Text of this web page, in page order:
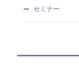
アクセスマップ
所内研究報告
過去の刊行物
セミナー